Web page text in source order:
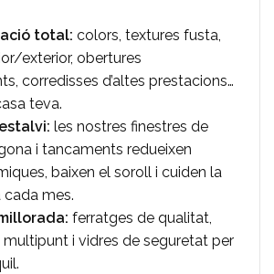
total: colors, textures fusta,
exterior, obertures
corredisses d’altes prestacions…
teva.
les nostres finestres de
i tancaments redueixen
baixen el soroll i cuiden la
mes.
ferratges de qualitat,
i vidres de seguretat per